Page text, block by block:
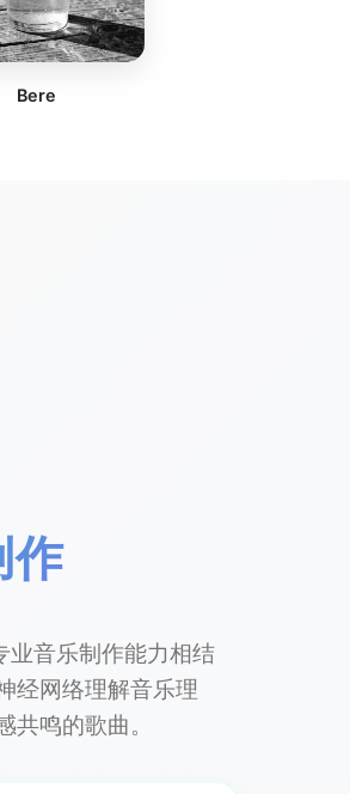
Bere
作
音乐制作能力相结
经网络理解音乐理
鸣的歌曲。